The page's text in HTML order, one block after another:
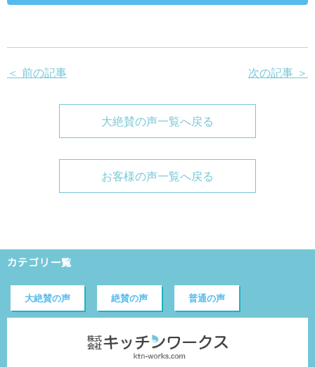
＜ 前の記事 次の記事 ＞
大絶賛の声一覧へ戻る
お客様の声一覧へ戻る
カテゴリ一覧
大絶賛の声 絶賛の声 普通の声